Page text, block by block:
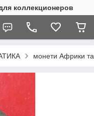
коллекционеров
монети Африки та